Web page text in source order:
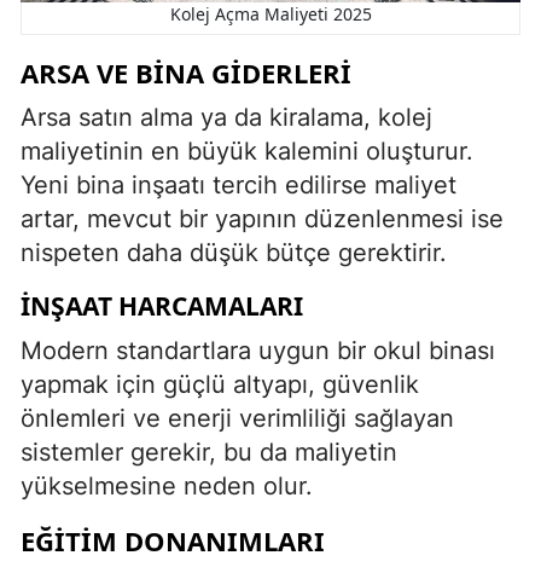
Kolej Açma Maliyeti 2025
ARSA VE BINA GIDERLERI
Arsa satın alma ya da kiralama, kolej
maliyetinin en büyük kalemini oluşturur.
Yeni bina inşaatı tercih edilirse maliyet
artar, mevcut bir yapının düzenlenmesi ise
nispeten daha düşük bütçe gerektirir.
İNŞAAT HARCAMALARI
Modern standartlara uygun bir okul binası
yapmak için güçlü altyapı, güvenlik
önlemleri ve enerji verimliliği sağlayan
sistemler gerekir, bu da maliyetin
yükselmesine neden olur.
EĞITIM DONANIMLARI